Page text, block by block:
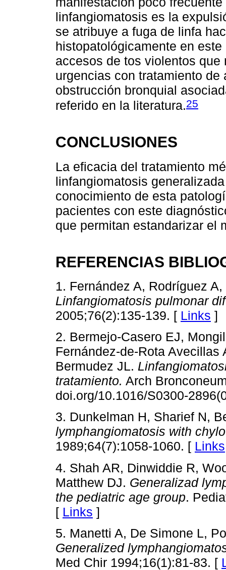
linfangiomatosis es la
se atribuye a fuga de linfa
histopatológicamente en
accesos de tos violentos
urgencias con tratamiento
obstrucción bronquial
referido en la literatura.25
CONCLUSIONES
La eficacia del tratamiento
linfangiomatosis
conocimiento de esta
pacientes con este
que permitan estandarizar el
REFERENCIAS
1. Fernández A, Rodríguez
Linfangiomatosis pulmonar
2005;76(2):135-139. [ Links ]
2. Bermejo-Casero EJ,
Fernández-de-Rota Avecillas
Bermudez JL.
tratamiento. Arch
doi.org/10.1016/S0300-
3. Dunkelman H, Sharief N,
lymphangiomatosis with
1989;64(7):1058-1060. [ Links
4. Shah AR, Dinwiddie R,
Matthew DJ. Generalizad
the pediatric age group.
[ Links ]
5. Manetti A, De Simone L,
Generalized
Med Chir 1994;16(1):81-83. [